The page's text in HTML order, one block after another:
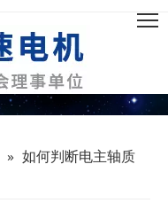
» 如何判断电主轴质